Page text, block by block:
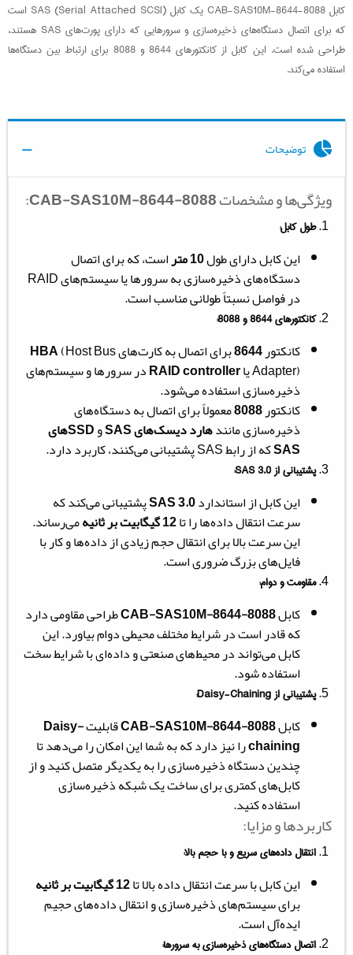
کابل CAB-SAS10M-8644-8088 یک کابل SAS (Serial Attached SCSI) است
که برای اتصال دستگاه‌های ذخیره‌سازی و سرورهایی که دارای پورت‌های SAS هستند،
طراحی شده است. این کابل از کانکتورهای 8644 و 8088 برای ارتباط بین دستگاه‌ها
استفاده می‌کند.
توضیحات
ویژگی‌ها و مشخصاتCAB-SAS10M-8644-8088
:
طول کابل:
این کابل دارای طول10 متر است، که برای اتصال
دستگاه‌های ذخیره‌سازی به سرورها یا سیستم‌های RAID
در فواصل نسبتاً طولانی مناسب است.
کانکتورهای8644و8088
:
کانکتور8644برای اتصال به کارت‌های HBA(Host Bus
Adapter) یا RAID controllerدر سرورها و سیستم‌های
ذخیره‌سازی استفاده می‌شود.
کانکتور8088معمولاً برای اتصال به دستگاه‌های
ذخیره‌سازی مانندهارد دیسک‌های SAS و SSDهای
SASکه از رابط SAS پشتیبانی می‌کنند، کاربرد دارد.
پشتیبانی ازSAS 3.0
:
این کابل از استانداردSAS 3.0پشتیبانی می‌کند که
سرعت انتقال داده‌ها را تا12 گیگابیت بر ثانیه می‌رساند.
این سرعت بالا برای انتقال حجم زیادی از داده‌ها و کار با
فایل‌های بزرگ ضروری است.
مقاومت و دوام:
کابلCAB-SAS10M-8644-8088طراحی مقاومی دارد
که قادر است در شرایط مختلف محیطی دوام بیاورد. این
کابل می‌تواند در محیط‌های صنعتی و داده‌ای با شرایط سخت
استفاده شود.
پشتیبانی ازDaisy-Chaining
:
کابلCAB-SAS10M-8644-8088قابلیتDaisy-
chainingرا نیز دارد که به شما این امکان را می‌دهد تا
چندین دستگاه ذخیره‌سازی را به یکدیگر متصل کنید و از
کابل‌های کمتری برای ساخت یک شبکه ذخیره‌سازی
استفاده کنید.
کاربردها و مزایا:
انتقال داده‌های سریع و با حجم بالا:
این کابل با سرعت انتقال داده بالا تا12 گیگابیت بر ثانیه
برای سیستم‌های ذخیره‌سازی و انتقال داده‌های حجیم
ایده‌آل است.
اتصال دستگاه‌های ذخیره‌سازی به سرورها: